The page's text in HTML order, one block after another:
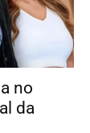
no
da